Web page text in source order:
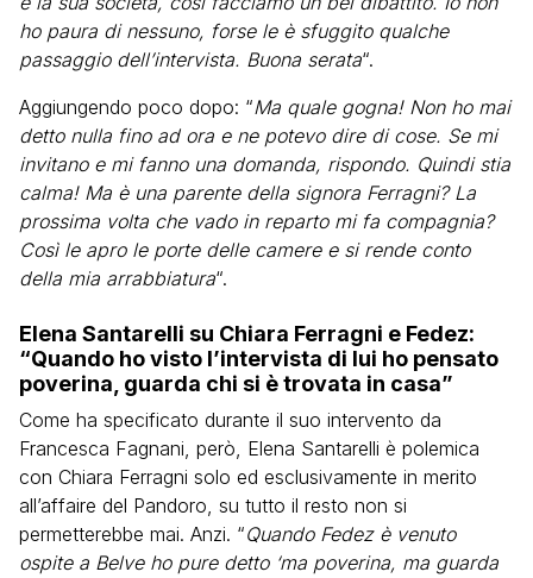
ho paura di nessuno, forse le è sfuggito qualche
passaggio dell’intervista. Buona serata“.
Aggiungendo poco dopo: “Ma quale gogna! Non ho mai
detto nulla fino ad ora e ne potevo dire di cose. Se mi
invitano e mi fanno una domanda, rispondo. Quindi stia
calma! Ma è una parente della signora Ferragni? La
prossima volta che vado in reparto mi fa compagnia?
Così le apro le porte delle camere e si rende conto
della mia arrabbiatura“.
Elena Santarelli su Chiara Ferragni e Fedez:
“Quando ho visto l’intervista di lui ho pensato
poverina, guarda chi si è trovata in casa”
Come ha specificato durante il suo intervento da
Francesca Fagnani, però, Elena Santarelli è polemica
con Chiara Ferragni solo ed esclusivamente in merito
all’affaire del Pandoro, su tutto il resto non si
permetterebbe mai. Anzi. “Quando Fedez è venuto
ospite a Belve ho pure detto ‘ma poverina, ma guarda